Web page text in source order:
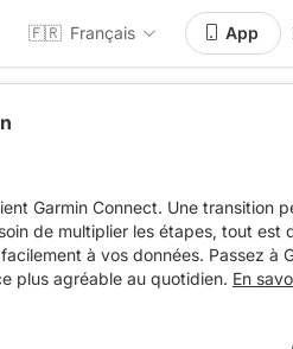
🇫🇷 Français App
Garmin Connect. Une transition
de multiplier les étapes, tout est
à vos données. Passez à
plus agréable au quotidien. En